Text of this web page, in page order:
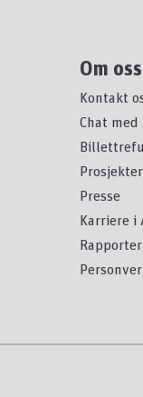
Om oss
Kontakt
Chat med
Prosjekter
Presse
Karriere i
Rapporter